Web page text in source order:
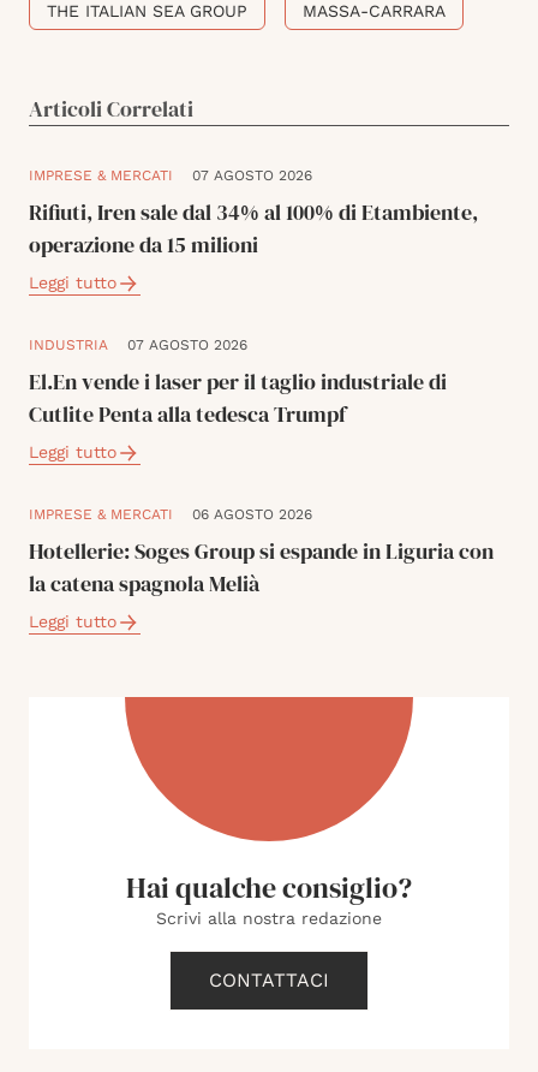
THE ITALIAN SEA GROUP MASSA-CARRARA
Articoli Correlati
IMPRESE & MERCATI 07 AGOSTO 2026
Rifiuti, Iren sale dal 34% al 100% di Etambiente,
operazione da 15 milioni
Leggi tutto
INDUSTRIA 07 AGOSTO 2026
El.En vende i laser per il taglio industriale di
Cutlite Penta alla tedesca Trumpf
Leggi tutto
IMPRESE & MERCATI 06 AGOSTO 2026
Hotellerie: Soges Group si espande in Liguria con
la catena spagnola Melià
Leggi tutto
Hai qualche consiglio?
Scrivi alla nostra redazione
CONTATTACI